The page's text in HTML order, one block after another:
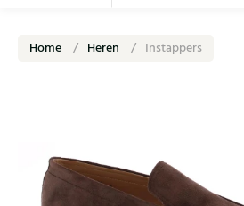
Home Heren Instappers